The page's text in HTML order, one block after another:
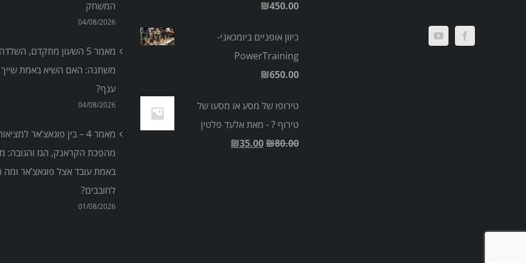
₪450.00
כיוון אופניים ביומכאני-
PowerTraining
₪650.00
טירופו של מסע או מסעו של
טירוף ? - מאת אלעד פלטין
₪80.00
₪35.00
המשחק
04/08/2026
מאמר 5 השעון מתקדם, השלדה
משתנה: האם השיא באמת שייך
ענף?
04/08/2026
מאמר 4 – בין פוגאצ’אר
מהפכת הקראנק, הגז והגובה:
באמת עובד אצל פוגאצ’אר ומה
לחובבים?
01/08/2026